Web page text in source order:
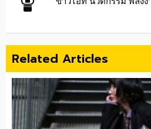
Related Articles